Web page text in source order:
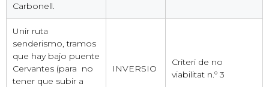
Carbonell.
Unir ruta
senderismo, tramos
que hay bajo puente
Cervantes (para no
tener que subir a
INVERSIO
Criteri de no
viabilitat n.º 3